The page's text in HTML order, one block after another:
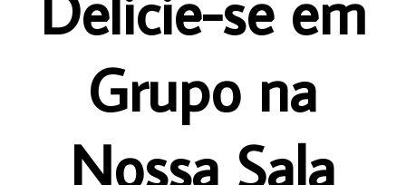
Grupo na
Nossa Sala